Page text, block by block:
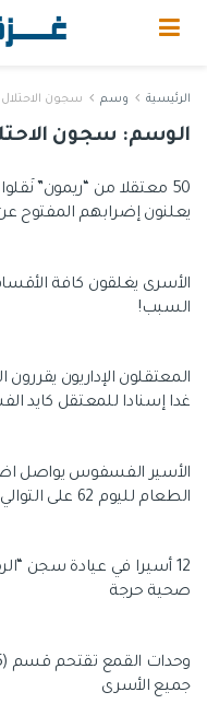
الرئيسية وسم سجون الاحتلال
الوسم: سجون
50 معتقلا من “ريمون”
يعلنون إضرابهم المفتوح
الأسرى يغلقون كافة
السبب!
المعتقلون الإداريون
غدا إسنادا للمعتقل كايد
الأسير الفسفوس يواصل
الطعام لليوم 62 على التوالي
12 أسيرا في عيادة سجن
صحية حرجة
جميع الأسرى